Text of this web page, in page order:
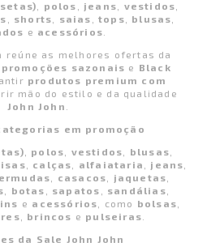
polos jeans vestidos
shorts saias tops blusas
e acessórios
reúne as melhores ofertas da
promoções sazonais e Black
produtos premium com
mão do estilo e da qualidade
John John
em promoção
polos vestidos blusas
calças alfaiataria jeans
casacos jaquetas
botas sapatos sandálias
e acessórios , como bolsas
brincos e pulseiras
da Sale John John